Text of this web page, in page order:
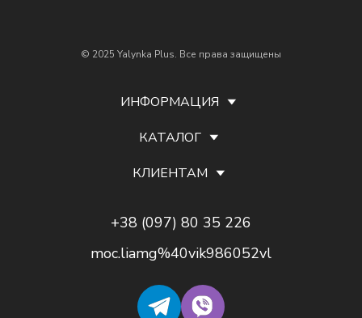
© 2025 Yalynka Plus. Все права защищены
ИНФОРМАЦИЯ
КАТАЛОГ
КЛИЕНТАМ
+38 (097) 80 35 226
moc.liamg%40vik986052vl